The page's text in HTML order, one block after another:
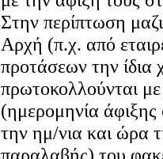
Στην περίπτωση
Αρχή (π.χ. από
προτάσεων την ίδια
πρωτοκολλούνται
(ημερομηνία
την ημ/νια και ώρα
παραλαβής) του